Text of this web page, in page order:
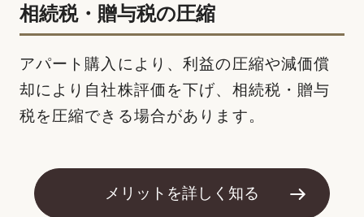
相続税・贈与税の圧縮
アパート購⼊により、利益の圧縮や減価償
却により⾃社株評価を下げ、相続税・贈与
税を圧縮できる場合があります。
メリットを詳しく知る